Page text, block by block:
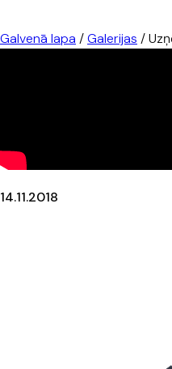
Galvenā lapa /Galerijas /
14.11.2018